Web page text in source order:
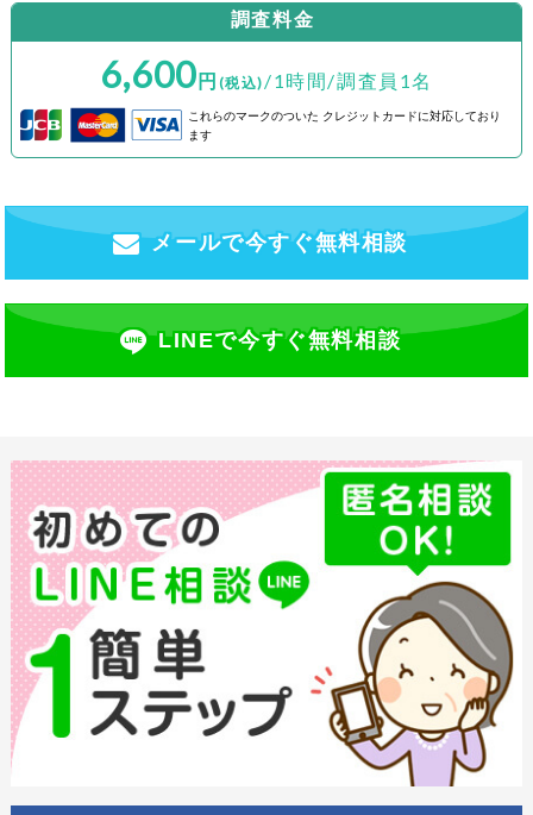
調査料金
これらのマークのついた クレジットカードに対応しており
ます
6,600 円 (税込) /1時間/調査員1名
メールで今すぐ無料相談
LINEで今すぐ無料相談